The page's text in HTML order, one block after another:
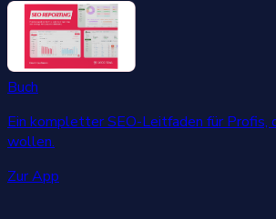
Buch
Ein kompletter SEO-Leitfaden für Profis,
wollen.
Zur App